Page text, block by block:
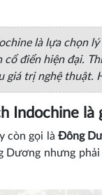
là lựa chọn
cổ điển hiện đại.
giá trị nghệ thuật.
Indochine là
còn gọi là Đông
Dương nhưng